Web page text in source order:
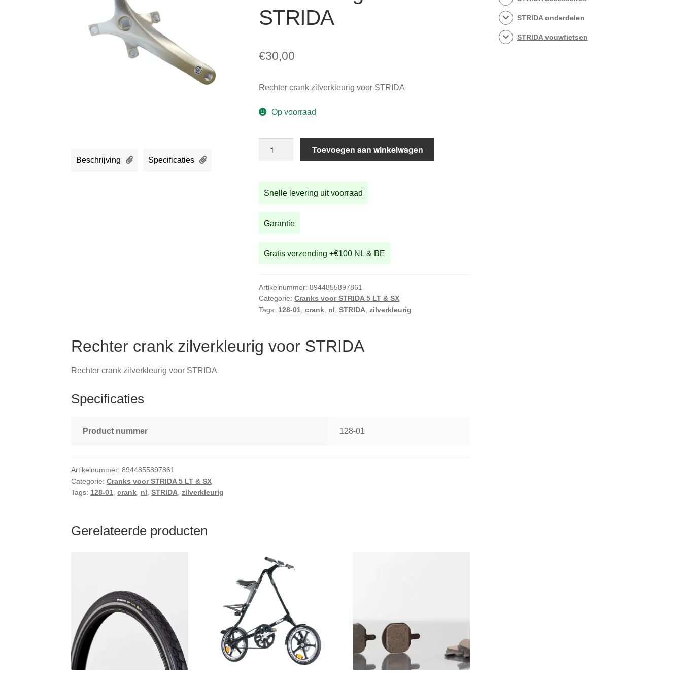
STRIDA
€30,00
Rechter crank zilverkleurig voor STRIDA
Op voorraad
voor
STRIDA
Toevoegen aan winkelwagen
Snelle levering uit voorraad
Garantie
Gratis verzending +€100 NL & BE
Artikelnummer:8944855897861
Categorie:Cranks voor STRIDA 5 LT & SX
Tags: 128-01 ,crank nl ,STRIDA ,zilverkleurig
Beschrijving Specificaties
Rechter crank zilverkleurig voor STRIDA
Rechter crank zilverkleurig voor STRIDA
Specificaties
Product nummer 128-01
Artikelnummer:8944855897861
Categorie:Cranks voor STRIDA 5 LT & SX
Tags: 128-01,crank, nl,STRIDA,zilverkleurig
Gerelateerde producten
STRIDA onderdelen
STRIDA vouwfietsen